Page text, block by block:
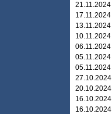
21.11.2024
17.11.2024
13.11.2024
10.11.2024
06.11.2024
05.11.2024
05.11.2024
27.10.2024
20.10.2024
16.10.2024
16.10.2024